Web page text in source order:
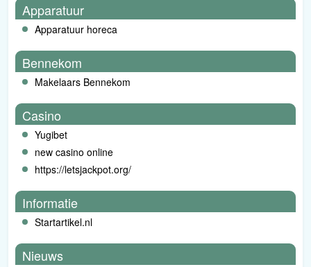
Apparatuur
Apparatuur horeca
Bennekom
Makelaars Bennekom
Casino
Yugibet
new casino online
https://letsjackpot.org/
Informatie
Startartikel.nl
Nieuws